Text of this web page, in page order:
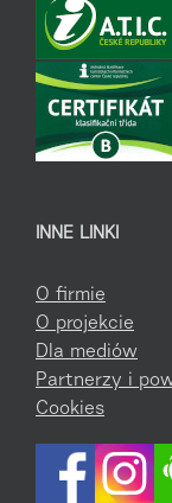
INNE LINKI
O firmie
O projekcie
Dla mediów
Partnerzy i
Cookies